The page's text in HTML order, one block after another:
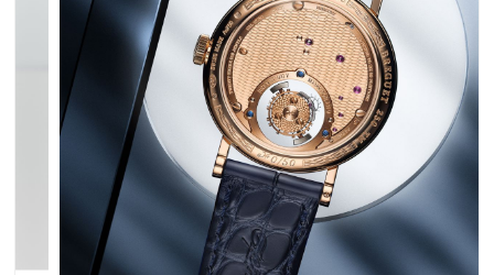
【表示】
オフセンターの時・分表示、トゥールビヨンのキャリッジ上にス
モールセコンド